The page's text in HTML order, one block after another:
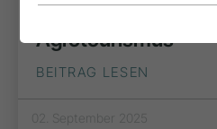
Ökotourismus im
Agrotourismus
BEITRAG LESEN
02. September 2025